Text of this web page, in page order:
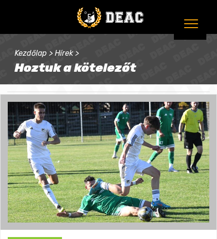
Kezdőlap > Hírek >
Hoztuk a kötelezőt